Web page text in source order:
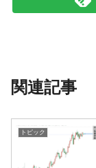
関連記事
トピック